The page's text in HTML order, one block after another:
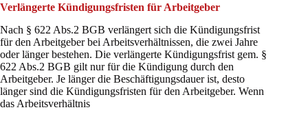
Verlängerte Kündigungsfristen für Arbeitgeber
Nach § 622 Abs.2 BGB verlängert sich die Kündigungsfrist
für den Arbeitgeber bei Arbeitsverhältnissen, die zwei Jahre
oder länger bestehen. Die verlängerte Kündigungsfrist gem. §
622 Abs.2 BGB gilt nur für die Kündigung durch den
Arbeitgeber. Je länger die Beschäftigungsdauer ist, desto
länger sind die Kündigungsfristen für den Arbeitgeber. Wenn
das Arbeitsverhältnis